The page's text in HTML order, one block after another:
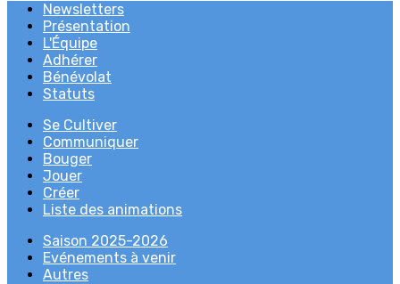
Newsletters
Présentation
L'Équipe
Adhérer
Bénévolat
Statuts
Se Cultiver
Communiquer
Bouger
Jouer
Créer
Liste des animations
Saison 2025-2026
Evénements à venir
Autres